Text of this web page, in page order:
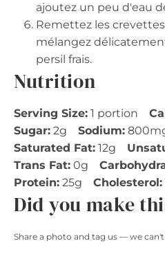
ajoutez un peu d'eau
Remettez les
mélangez
persil frais.
Nutrition
Serving Size: 1 portion
Sugar: 2g Sodium:
Saturated Fat: 12g
Trans Fat: 0g
Protein: 25g Cholesterol:
Did you make
Share a photo and tag us — we